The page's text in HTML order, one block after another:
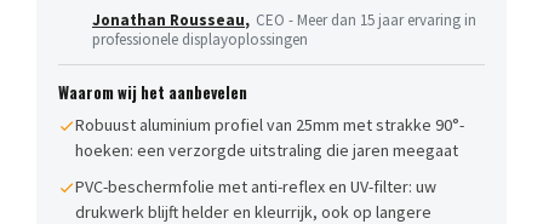
Jonathan Rousseau, CEO - Meer dan 15 jaar ervaring in
professionele displayoplossingen
Waarom wij het aanbevelen
Robuust aluminium profiel van 25mm met strakke 90°-
hoeken: een verzorgde uitstraling die jaren meegaat
PVC-beschermfolie met anti-reflex en UV-filter: uw
drukwerk blijft helder en kleurrijk, ook op langere